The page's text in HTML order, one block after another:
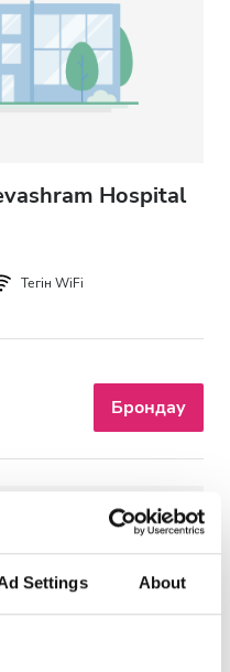
Settings About
Hospital
Тегін WiFi
Брондау